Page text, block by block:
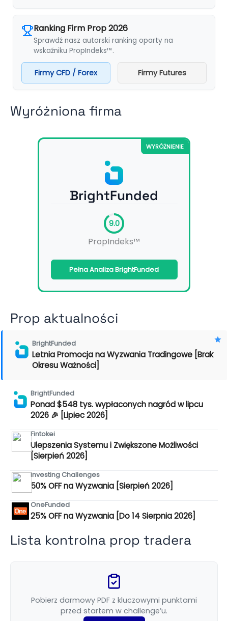
Ranking Firm Prop 2026
Sprawdź nasz autorski ranking oparty na
wskaźniku PropIndeks™.
Firmy CFD / Forex Firmy Futures
Wyróżniona firma
WYRÓŻNIENIE
BrightFunded
9.0
PropIndeks™
Pełna Analiza BrightFunded
Prop aktualności
BrightFunded
Letnia Promocja na Wyzwania Tradingowe [Brak
Okresu Ważności]
BrightFunded
Ponad $548 tys. wypłaconych nagród w lipcu
2026 🎉 [Lipiec 2026]
Fintokei
Ulepszenia Systemu i Zwiększone Możliwości
[Sierpień 2026]
Investing Challenges
50% OFF na Wyzwania [Sierpień 2026]
OneFunded
25% OFF na Wyzwania [Do 14 Sierpnia 2026]
Lista kontrolna prop tradera
Pobierz darmowy PDF z kluczowymi punktami
przed startem w challenge’u.